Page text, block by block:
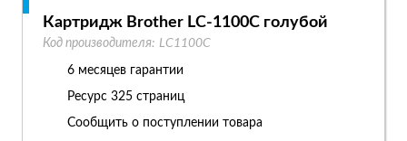
Картридж Brother LC-1100C голубой
Код производителя: LC1100C
6 месяцев гарантии
Ресурс 325 страниц
Сообщить о поступлении товара